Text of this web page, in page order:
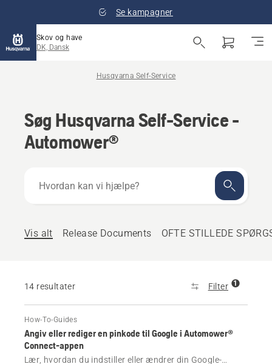
Se kampagner
Skov og have
DK, Dansk
Husqvarna Self-Service
Søg Husqvarna Self-Service -
Automower®
kan
Vis alt
Release Documents OFTE STILLEDE
14 resultater Filter 1
How-To-Guides
Angiv eller rediger en pinkode til Google i Automower®
Connect-appen
Lær, hvordan du indstiller eller ændrer din Google-